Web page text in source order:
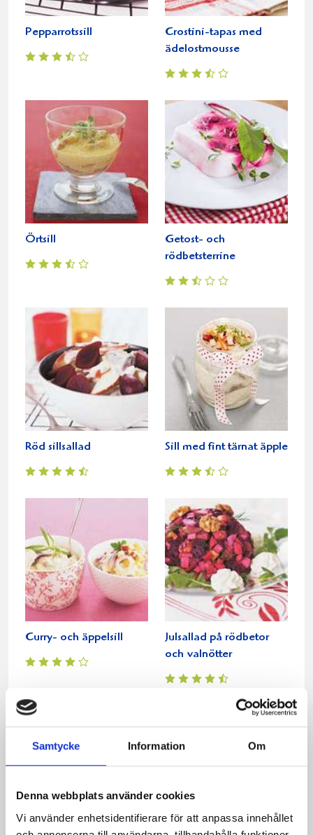
Samtycke Information Om
Denna webbplats använder cookies
Vi använder enhetsidentifierare för att anpassa innehållet
Pepparrotssill
Crostini-tapas med
ädelostmousse
Örtsill
Getost- och
rödbetsterrine
Röd sillsallad Sill med fint tärnat äpple
Curry- och äppelsill
Julsallad på rödbetor
och valnötter